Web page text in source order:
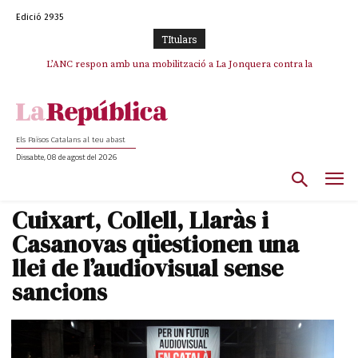
Edició 2935
TItulars
L’ANC respon amb una mobilització a La Jonquera contra la
SOS Costa Brava es planta contra la “nefasta” prolongació de la C-32 i
Els Països Catalans al teu abast
Dissabte, 08 de agost del 2026
Cuixart, Collell, Llaràs i
Casanovas qüestionen una
llei de l’audiovisual sense
sancions